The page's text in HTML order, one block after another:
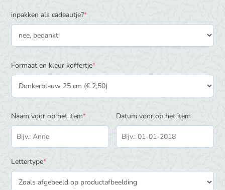
inpakken als cadeautje?*(required)
Formaat en kleur koffertje*(required)
Naam voor op het item*(required) Datum voor op het item
Lettertype*(required)